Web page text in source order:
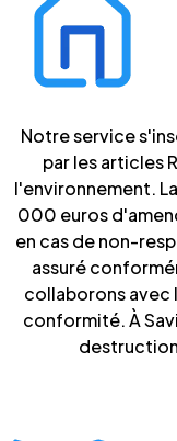
Notre service
par les articles
l'environnement.
000 euros
en cas de non-
assuré
collaborons avec
conformité. À